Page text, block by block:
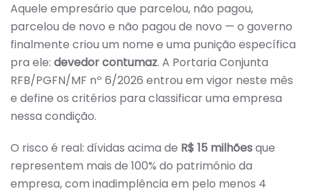
Aquele empresário que parcelou, não pagou,
parcelou de novo e não pagou de novo — o governo
finalmente criou um nome e uma punição específica
pra ele: devedor contumaz. A Portaria Conjunta
RFB/PGFN/MF nº 6/2026 entrou em vigor neste mês
e define os critérios para classificar uma empresa
nessa condição.
O risco é real: dívidas acima de R$ 15 milhõesque
representem mais de 100% do patrimônio da
empresa, com inadimplência em pelo menos 4